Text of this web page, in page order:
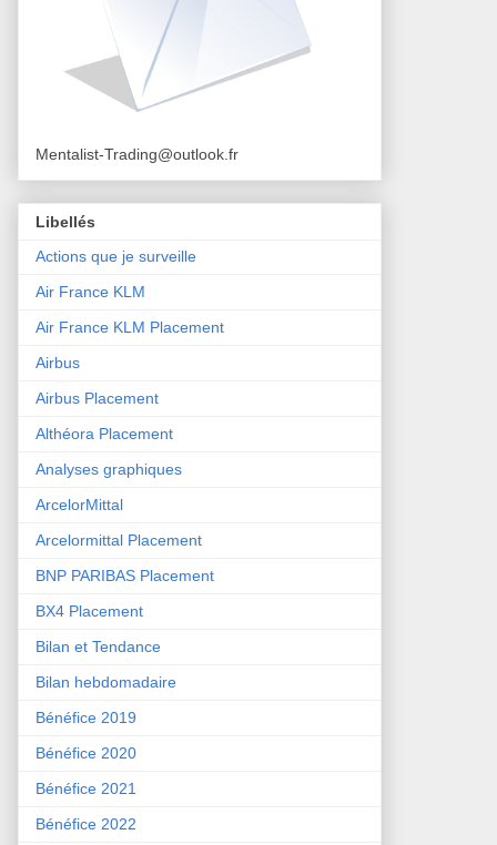
Mentalist-Trading@outlook.fr
Libellés
Actions que je surveille
Air France KLM
Air France KLM Placement
Airbus
Airbus Placement
Althéora Placement
Analyses graphiques
ArcelorMittal
Arcelormittal Placement
BNP PARIBAS Placement
BX4 Placement
Bilan et Tendance
Bilan hebdomadaire
Bénéfice 2019
Bénéfice 2020
Bénéfice 2021
Bénéfice 2022